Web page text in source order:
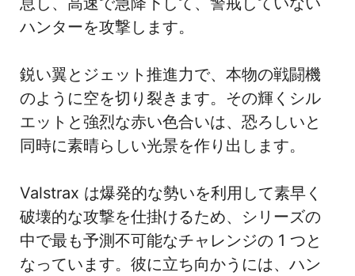
ハンターを攻撃します。
鋭い翼とジェット推進力で、本物の戦闘機
のように空を切り裂きます。その輝くシル
エットと強烈な赤い色合いは、恐ろしいと
同時に素晴らしい光景を作り出します。
Valstrax は爆発的な勢いを利用して素早く
破壊的な攻撃を仕掛けるため、シリーズの
中で最も予測不可能なチャレンジの 1 つと
なっています。彼に立ち向かうには、ハン